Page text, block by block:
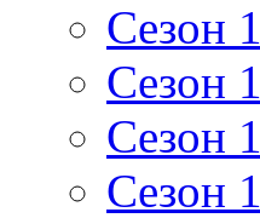
Сезон
Сезон
Сезон
Сезон